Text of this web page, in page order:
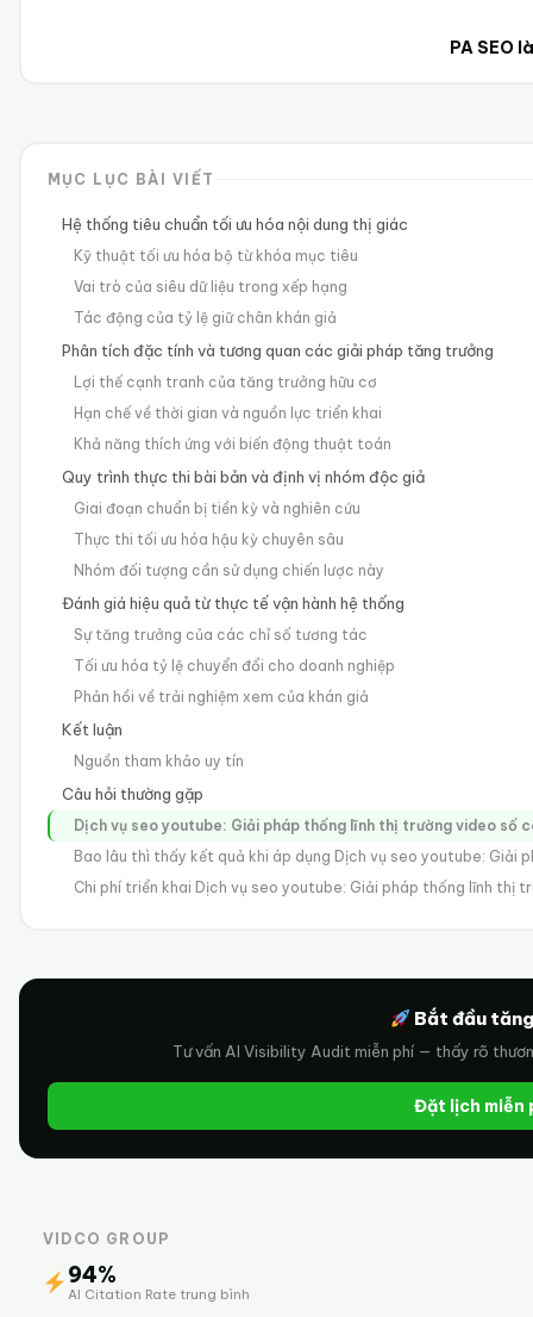
PA SEO
MỤC LỤC BÀI VIẾT
Hệ thống tiêu chuẩn tối ưu hóa nội dung thị giác
Kỹ thuật tối ưu hóa bộ từ khóa mục tiêu
Vai trò của siêu dữ liệu trong xếp hạng
Tác động của tỷ lệ giữ chân khán giả
Phân tích đặc tính và tương quan các giải pháp tăng trưởng
Lợi thế cạnh tranh của tăng trưởng hữu cơ
Hạn chế về thời gian và nguồn lực triển khai
Khả năng thích ứng với biến động thuật toán
Quy trình thực thi bài bản và định vị nhóm độc giả
Giai đoạn chuẩn bị tiền kỳ và nghiên cứu
Thực thi tối ưu hóa hậu kỳ chuyên sâu
Nhóm đối tượng cần sử dụng chiến lược này
Đánh giá hiệu quả từ thực tế vận hành hệ thống
Sự tăng trưởng của các chỉ số tương tác
Tối ưu hóa tỷ lệ chuyển đổi cho doanh nghiệp
Phản hồi về trải nghiệm xem của khán giả
Kết luận
Nguồn tham khảo uy tín
Câu hỏi thường gặp
Dịch vụ seo youtube: Giải pháp thống lĩnh thị trường video số
Bao lâu thì thấy kết quả khi áp dụng Dịch vụ seo youtube: Giải
Chi phí triển khai Dịch vụ seo youtube: Giải pháp thống lĩnh thị
Bắt đầu
Tư vấn AI Visibility Audit miễn phí — thấy rõ
Đặt lịch miễn
VIDCO GROUP
94%
AI Citation Rate trung bình